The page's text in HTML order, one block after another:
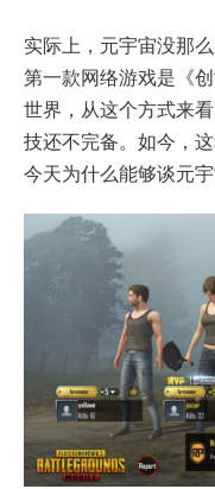
实际上，元宇宙没那
第一款网络游戏是《
世界，从这个方式来
技还不完备。如今，
今天为什么能够谈元宇